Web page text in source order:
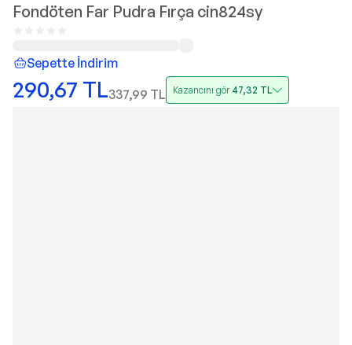
Fondöten Far Pudra Fırça cin824sy
Sepette İndirim
290,67 TL337,99 TL Kazancını gör 47,32 TL